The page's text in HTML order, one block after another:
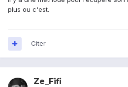
plus ou c'est.
Citer
Ze_Fifi